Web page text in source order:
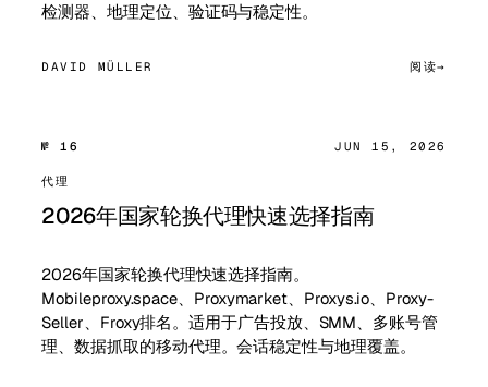
检测器、地理定位、验证码与稳定性。
DAVID MÜLLER 阅读
№ 16 JUN 15, 2026
代理
2026年国家轮换代理快速选择指南
2026年国家轮换代理快速选择指南。
Mobileproxy.space、Proxymarket、Proxys.io、Proxy-
Seller、Froxy排名。适用于广告投放、SMM、多账号管
理、数据抓取的移动代理。会话稳定性与地理覆盖。